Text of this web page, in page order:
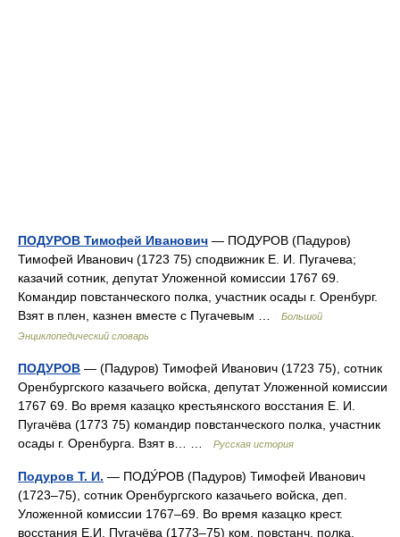
ПОДУРОВ Тимофей Иванович — ПОДУРОВ (Падуров)
Тимофей Иванович (1723 75) сподвижник Е. И. Пугачева;
казачий сотник, депутат Уложенной комиссии 1767 69.
Командир повстанческого полка, участник осады г. Оренбург.
Взят в плен, казнен вместе с Пугачевым …
Большой
Энциклопедический словарь
ПОДУРОВ — (Падуров) Тимофей Иванович (1723 75), сотник
Оренбургского казачьего войска, депутат Уложенной комиссии
1767 69. Во время казацко крестьянского восстания Е. И.
Пугачёва (1773 75) командир повстанческого полка, участник
осады г. Оренбурга. Взят в… …
Русская история
Подуров Т. И. — ПОДУ́РОВ (Падуров) Тимофей Иванович
(1723–75), сотник Оренбургского казачьего войска, деп.
Уложенной комиссии 1767–69. Во время казацко крест.
восстания Е.И. Пугачёва (1773–75) ком. повстанч. полка,